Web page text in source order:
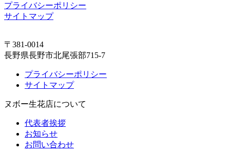
プライバシーポリシー
サイトマップ
〒381-0014
長野県長野市北尾張部715-7
プライバシーポリシー
サイトマップ
ヌボー生花店について
代表者挨拶
お知らせ
お問い合わせ